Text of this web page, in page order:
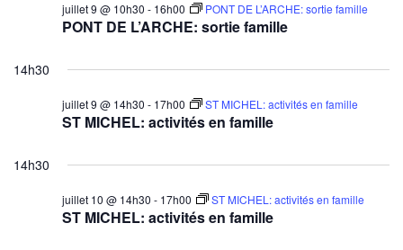
PONT DE L’ARCHE: sortie famille
juillet 9 @ 10h30 - 16h00 PONT DE L’ARCHE: sortie famille
14h30
ST MICHEL: activités en famille
juillet 9 @ 14h30 - 17h00 ST MICHEL: activités en famille
14h30
ST MICHEL: activités en famille
juillet 10 @ 14h30 - 17h00 ST MICHEL: activités en famille